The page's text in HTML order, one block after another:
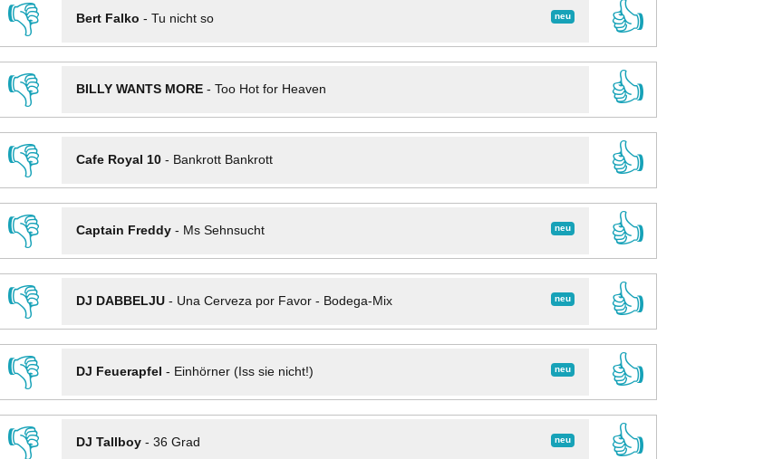
👎
neu
Bert Falko - Tu nicht so
👍
👎
BILLY WANTS MORE- Too Hot for Heaven
👍
👎
Cafe Royal 10- Bankrott Bankrott
👍
👎
neu
Captain Freddy- Ms Sehnsucht
👍
👎
neu
DJ DABBELJU- Una Cerveza por Favor - Bodega-Mix
👍
👎
neu
DJ Feuerapfel - Einhörner (Iss sie nicht!)
👍
👎
neu
DJ Tallboy- 36 Grad
👍